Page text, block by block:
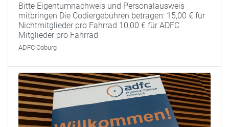
Bitte Eigentumnachweis und Personalausweis
mitbringen Die Codiergebühren betragen: 15,00 € für
Nichtmitglieder pro Fahrrad 10,00 € für ADFC
Mitglieder pro Fahrrad
ADFC Coburg